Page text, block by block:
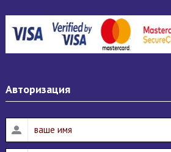
Авторизация